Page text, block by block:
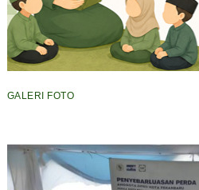
GALERI FOTO